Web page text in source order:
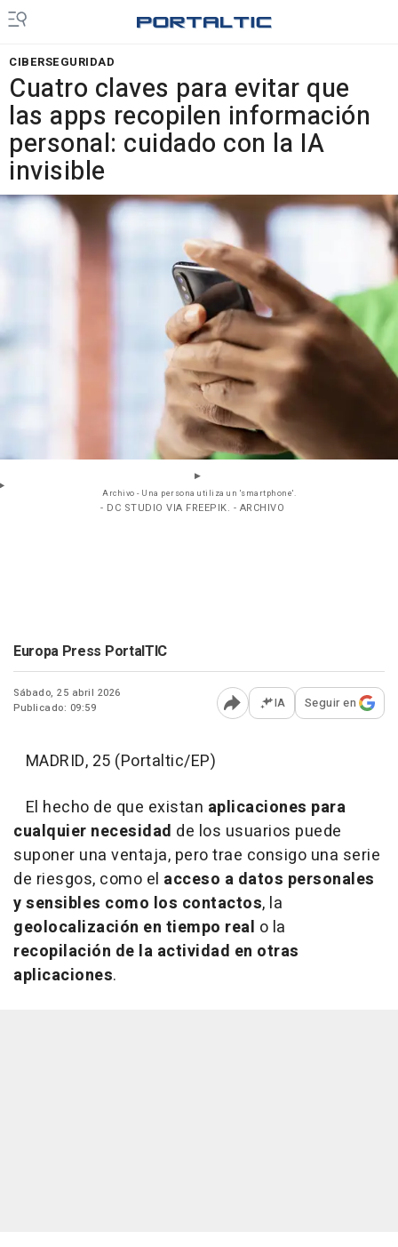
CIBERSEGURIDAD
Cuatro claves para evitar que
las apps recopilen información
personal: cuidado con la IA
invisible
Archivo - Una persona utiliza un 'smartphone'.
- DC STUDIO VIA FREEPIK. - ARCHIVO
Europa Press PortalTIC
Sábado, 25 abril 2026
Publicado: 09:59
Abrir opciones para
IA Seguir en
MADRID, 25 (Portaltic/EP)
El hecho de que existan aplicaciones para
cualquier necesidad de los usuarios puede
suponer una ventaja, pero trae consigo una serie
de riesgos, como el acceso a datos personales
y sensibles como los contactos, la
geolocalización en tiempo real o la
recopilación de la actividad en otras
aplicaciones.